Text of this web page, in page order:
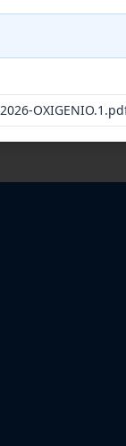
Na